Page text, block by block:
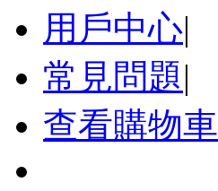
用戶中心|
常見問題|
查看購物車